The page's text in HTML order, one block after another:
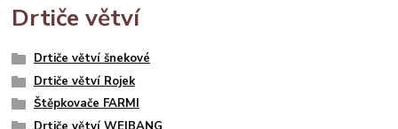
Drtiče větví
Drtiče větví šnekové
Drtiče větví Rojek
Štěpkovače FARMI